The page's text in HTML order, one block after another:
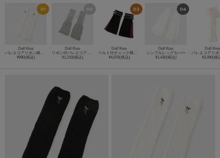
Doll Kiss
¥990(税込)
Doll Kiss
¥1,210(税込)
Doll Kiss
¥4,070(税込)
Doll Kiss
シンプルレッグカバー
¥1,430(税込)
Doll Kiss
¥2,090(税